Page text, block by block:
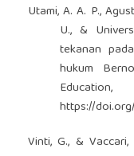
Utami, A. A. P.,
U., &
tekanan
hukum
https://
Vinti, G., &